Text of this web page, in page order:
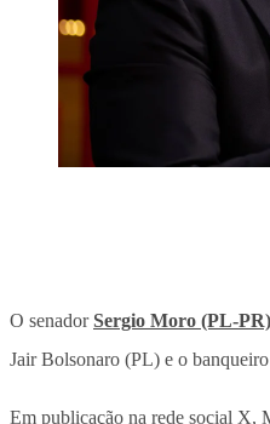
O senadorSergio Moro (PL-PR)
Jair Bolsonaro (PL) e o
Em publicação na rede social X,